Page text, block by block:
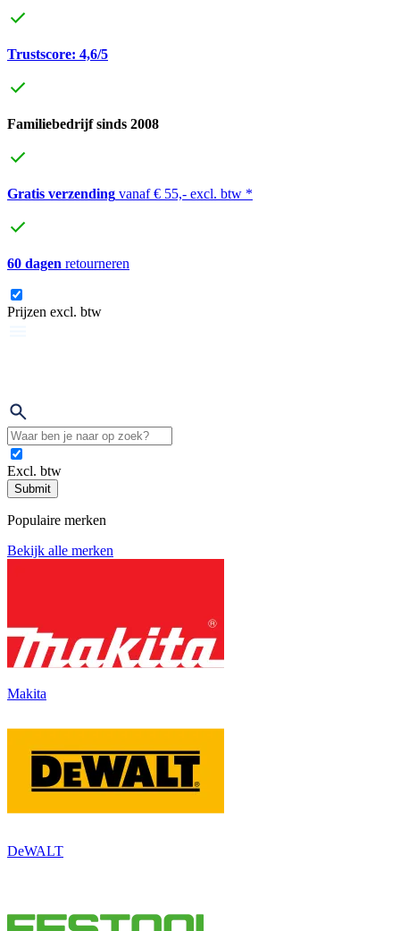
Trustscore: 4,6/5
Familiebedrijf sinds 2008
Gratis verzending vanaf € 55,- excl. btw *
60 dagen retourneren
Prijzen excl. btw
Excl. btw
Submit
Populaire merken
Bekijk alle merken
Makita
DeWALT